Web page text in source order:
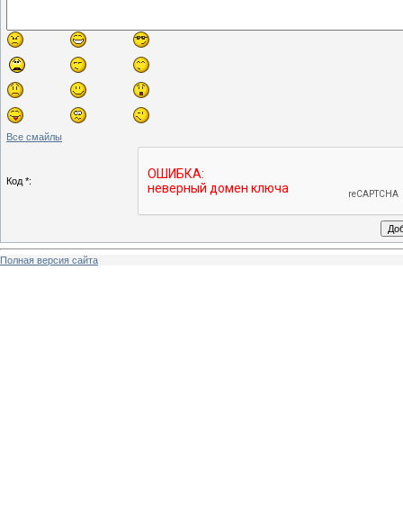
Все смайлы
Код *:
Полная версия сайта